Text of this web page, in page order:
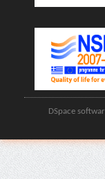
DSpace